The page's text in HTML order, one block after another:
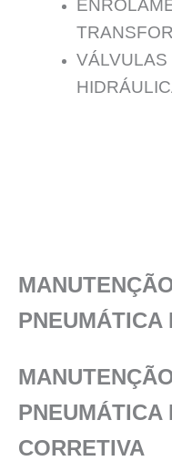
PNEUMÁTICA
PNEUMÁTICA
CORRETIVA